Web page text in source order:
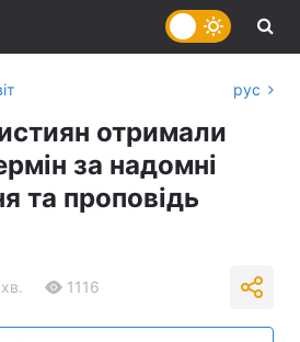
рус
отримали
за надомні
та проповідь
1116